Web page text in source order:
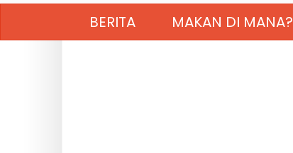
BERITA MAKAN DI MANA?